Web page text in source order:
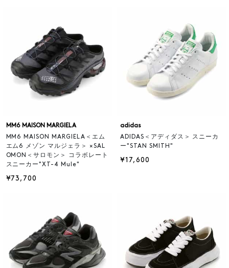
MM6 MAISON MARGIELA
MM6 MAISON MARGIELA＜エム
エム6 メゾン マルジェラ＞ ×SAL
OMON＜サロモン＞ コラボレート
スニーカー"XT-4 Mule"
¥73,700
adidas
ADIDAS＜アディダス＞ スニーカ
ー"STAN SMITH"
¥17,600